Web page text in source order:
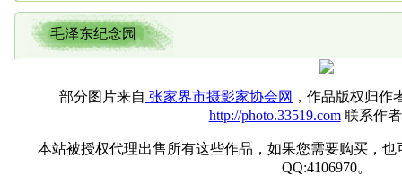
毛泽东纪念园
部分图片来自 张家界市摄影家协会网 ，作品版权归作
http://photo.33519.com联系作
本站被授权代理出售所有这些作品，如果您需要购买，也
QQ:4106970。